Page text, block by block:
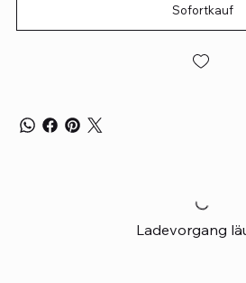
Sofortkauf
Ladevorgang